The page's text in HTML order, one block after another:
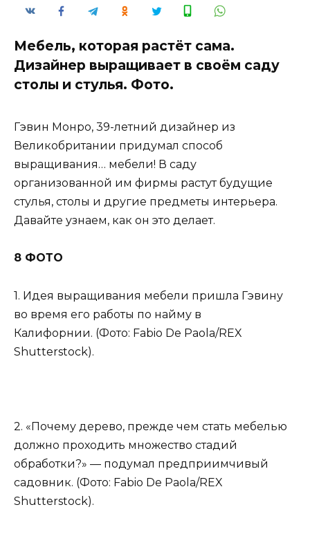
Мебель, которая растёт сама.
Дизайнер выращивает в своём саду
столы и стулья. Фото.
Гэвин Монро, 39-летний дизайнер из
Великобритании придумал способ
выращивания… мебели! В саду
организованной им фирмы растут будущие
стулья, столы и другие предметы интерьера.
Давайте узнаем, как он это делает.
8 ФОТО
1. Идея выращивания мебели пришла Гэвину
во время его работы по найму в
Калифорнии. (Фото: Fabio De Paola/REX
Shutterstock).
2. «Почему дерево, прежде чем стать мебелью
должно проходить множество стадий
обработки?» — подумал предприимчивый
садовник. (Фото: Fabio De Paola/REX
Shutterstock).